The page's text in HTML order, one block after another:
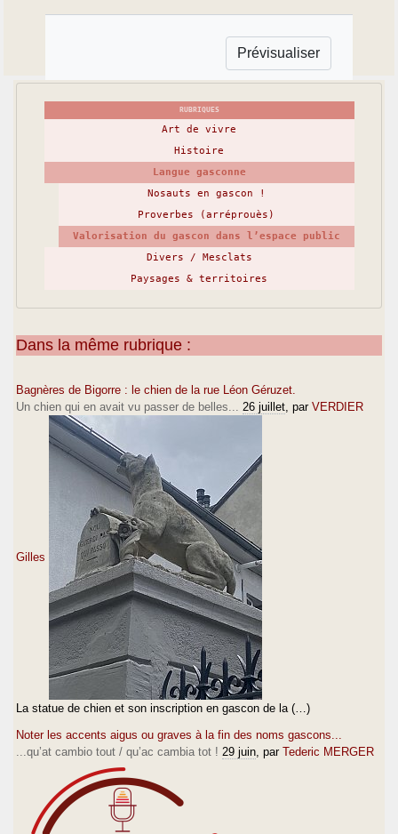
RUBRIQUES
Art de vivre
Histoire
Langue gasconne
Nosauts en gascon !
Proverbes (arréprouès)
Valorisation du gascon dans l’espace public
Divers / Mesclats
Paysages & territoires
Dans la même rubrique :
Bagnères de Bigorre : le chien de la rue Léon Géruzet.
Un chien qui en avait vu passer de belles...
26 juillet , par VERDIER
Gilles
La statue de chien et son inscription en gascon de la (…)
Noter les accents aigus ou graves à la fin des noms gascons...
...qu’at cambio tout / qu’ac cambia tot ! 29 juin , par Tederic MERGER